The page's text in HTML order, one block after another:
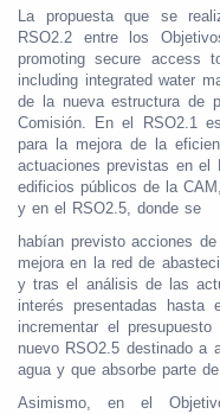
La propuesta que se
RSO2.2 entre los
promoting secure access
including integrated water
de la nueva estructura de
Comisión. En el RSO2.1
para la mejora de la
actuaciones previstas en el
edificios públicos de la
y en el RSO2.5, donde se
habían previsto acciones
mejora en la red de
y tras el análisis de las
interés presentadas
incrementar el
nuevo RSO2.5 destinado a
agua y que absorbe parte
Asimismo, en el